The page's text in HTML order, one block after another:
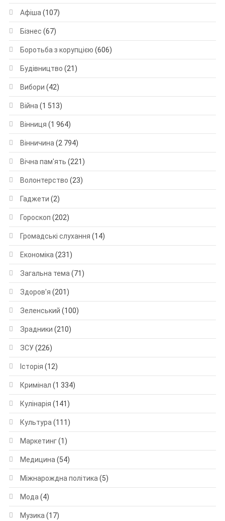
Афіша(107)
Бізнес (67)
Боротьба з корупцією (606)
Будівництво (21)
Вибори (42)
Війна(1 513)
Вінниця (1 964)
Вінничина(2 794)
Вічна пам'ять (221)
Волонтерство (23)
Гаджети (2)
Гороскоп (202)
Громадські слухання (14)
Економіка(231)
Загальна тема(71)
Здоров'я (201)
Зеленський (100)
Зрадники (210)
ЗСУ(226)
Історія (12)
Кримінал (1 334)
Кулінарія (141)
Культура(111)
Маркетинг(1)
Медицина(54)
Міжнарождна політика(5)
Мода(4)
Музика(17)